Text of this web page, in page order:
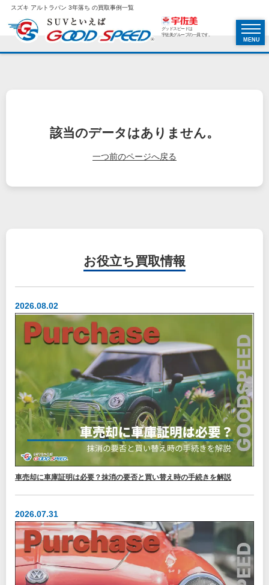
スズキ アルトラパン 3年落ち の買取事例一覧
グッドスピードは
宇佐美グループの一員です。
MENU
該当のデータはありません。
一つ前のページへ戻る
お役立ち 買取情報
2026.08.02
車売却に車庫証明は必要？抹消の要否と買い替え時の手続きを解説
2026.07.31